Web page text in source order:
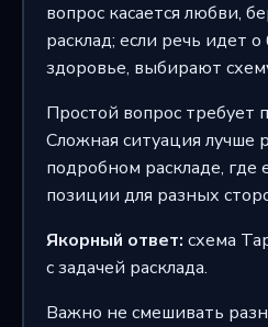
вопрос касается любви,
расклад; если речь идет
здоровье, выбирают
Простой вопрос требует
Сложная ситуация лучше
подробном раскладе, где
позиции для разных
Якорный ответ: схема
с задачей расклада.
Важно не смешивать